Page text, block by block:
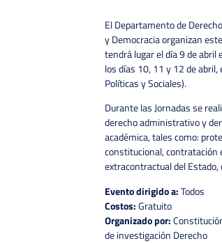
El Departamento de
y Democracia organizan
tendrá lugar el día 9 de abril
los días 10, 11 y 12 de abril,
Políticas y Sociales).
Durante las Jornadas se
derecho administrativo y
académica, tales como:
constitucional, contratación
extracontractual del
Evento dirigido a:Todos
Costos:Gratuito
Organizado por:
de investigación Derecho